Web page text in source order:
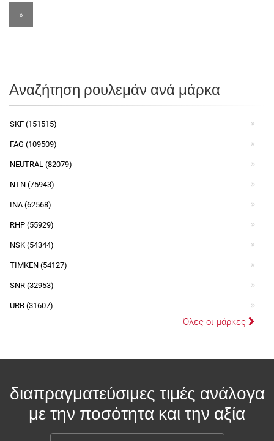
»
Αναζήτηση ρουλεμάν ανά μάρκα
SKF (151515)
FAG (109509)
NEUTRAL (82079)
NTN (75943)
INA (62568)
RHP (55929)
NSK (54344)
TIMKEN (54127)
SNR (32953)
URB (31607)
Όλες οι μάρκες
διαπραγματεύσιμες τιμές ανάλογα
με την ποσότητα και την αξία